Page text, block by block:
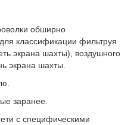
обширно
классификации фильтруя
экрана шахты), воздушного
экрана шахты.
заранее.
с специфическими